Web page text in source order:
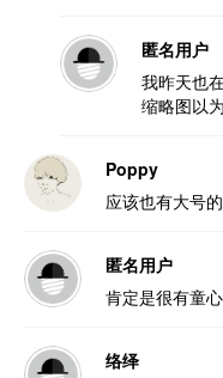
匿名用户
我昨天也
缩略图以
Poppy
应该也有大号
匿名用户
肯定是很有童
络绎